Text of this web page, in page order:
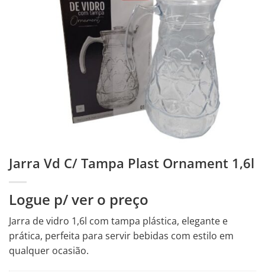
Jarra Vd C/ Tampa Plast Ornament 1,6l
Logue p/ ver o preço
Jarra de vidro 1,6l com tampa plástica, elegante e
prática, perfeita para servir bebidas com estilo em
qualquer ocasião.